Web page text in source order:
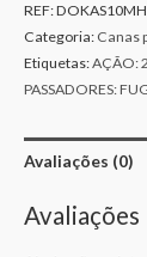
REF:DOKAS10MH
Categoria: Canas
Etiquetas:AÇÃO:
PASSADORES:
Avaliações (0)
Avaliações